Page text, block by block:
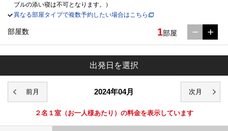
ブルの添い寝は不可となります。）
異なる部屋タイプで複数予約したい場合はこちら
部屋数 1部屋
出発日を選択
2024年04月
２名１室 （お一人様あたり）の料金を表示しています